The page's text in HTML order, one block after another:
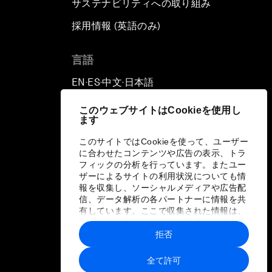
このウェブサイトはCookieを使用し
ます
このサイトではCookieを使って、ユーザー
に合わせたコンテンツや広告の表示、トラ
フィックの分析を行っています。またユー
ザーによるサイトの利用状況についても情
報を収集し、ソーシャルメディアや広告配
信、データ解析の各パートナーに情報を共
有しています。ここで収集された情報は、
ユーザーが各パートナーに提供した他の情
報や各パートナーのサービスを使用した際
に収集された情報と組み合わされ、各パー
トナーによって使用されることがありま
す。
全て許可
拒否
サステナビリティへの取り組み
採用情報 (英語のみ)
言語
EN ▪ ES▪中文▪ 日本語